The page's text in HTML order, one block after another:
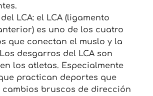
LCA: el LCA (ligamento
es uno de los cuatro
que conectan el muslo y la
desgarros del LCA son
los atletas. Especialmente
practican deportes que
cambios bruscos de dirección